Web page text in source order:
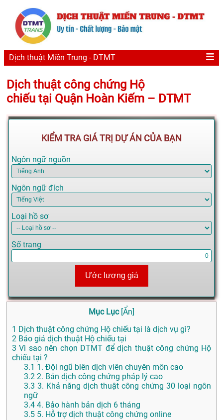
Dịch thuật Miền Trung - DTMT
Dịch thuật công chứng Hộ
chiếu tại Quận Hoàn Kiếm – DTMT
KIỂM TRA GIÁ TRỊ DỰ ÁN CỦA BẠN
Ngôn ngữ nguồn
Ngôn ngữ đích
Loại hồ sơ
Số trang
Ước lượng giá
Mục Lục [Ẩn]
1 Dịch thuật công chứng Hộ chiếu tại là dịch vụ gì?
2 Báo giá dịch thuật Hộ chiếu tại
3 Vì sao nên chọn DTMT để dịch thuật công chứng Hộ
chiếu tại ?
3.1 1. Đội ngũ biên dịch viên chuyên môn cao
3.2 2. Bản dịch công chứng pháp lý cao
3.3 3. Khả năng dịch thuật công chứng 30 loại ngôn
ngữ
3.4 4. Bảo hành bản dịch 6 tháng
3.5 5. Hỗ trợ dịch thuật công chứng online